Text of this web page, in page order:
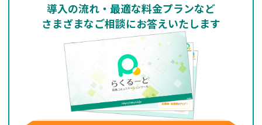
導入の流れ・最適な料金プランなど
さまざまなご相談にお答えいたします